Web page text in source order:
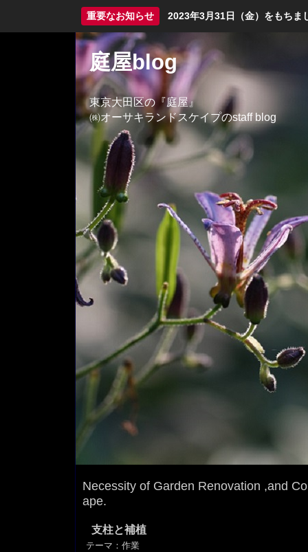
重要なお知らせ 2023年3月31日（金）をもちま
庭屋blog
東京大田区の『庭屋』
㈱オーサキランドスケイプのstaff blog
Necessity of Garden Renovation ,and
ape.
支柱と補植
テーマ： 作業